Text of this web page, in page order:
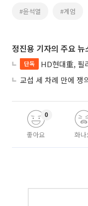
#윤석열 #계엄
정진용 기자의 주요 뉴
단독
HD현대重, 필리핀
교섭 세 차례 만에
좋아요
0
화